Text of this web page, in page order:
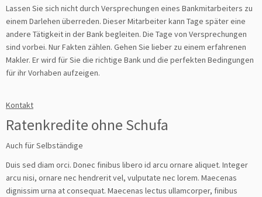
Lassen Sie sich nicht durch Versprechungen eines Bankmitarbeiters zu
einem Darlehen überreden. Dieser Mitarbeiter kann Tage später eine
andere Tätigkeit in der Bank begleiten. Die Tage von Versprechungen
sind vorbei. Nur Fakten zählen. Gehen Sie lieber zu einem erfahrenen
Makler. Er wird für Sie die richtige Bank und die perfekten Bedingungen
für ihr Vorhaben aufzeigen.
Kontakt
Ratenkredite ohne Schufa
Auch für Selbständige
Duis sed diam orci. Donec finibus libero id arcu ornare aliquet. Integer
arcu nisi, ornare nec hendrerit vel, vulputate nec lorem. Maecenas
dignissim urna at consequat. Maecenas lectus ullamcorper, finibus